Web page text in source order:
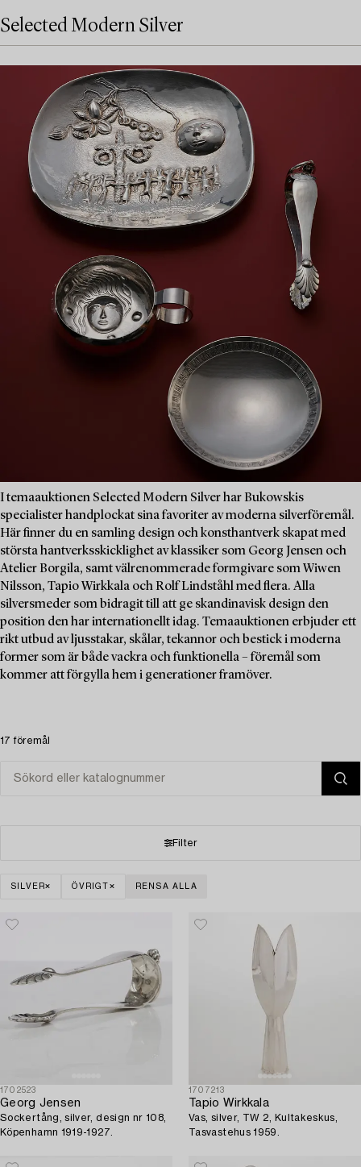
Selected Modern Silver
I temaauktionen Selected Modern Silver har Bukowskis
specialister handplockat sina favoriter av moderna silverföremål.
Här finner du en samling design och konsthantverk skapat med
största hantverksskicklighet av klassiker som Georg Jensen och
Atelier Borgila, samt välrenommerade formgivare som Wiwen
Nilsson, Tapio Wirkkala och Rolf Lindståhl med flera. Alla
silversmeder som bidragit till att ge skandinavisk design den
position den har internationellt idag. Temaauktionen erbjuder ett
rikt utbud av ljusstakar, skålar, tekannor och bestick i moderna
former som är både vackra och funktionella – föremål som
kommer att förgylla hem i generationer framöver.
17 föremål
Filter
SILVER ÖVRIGT RENSA ALLA
1702523
Georg Jensen
Sockertång, silver, design nr 108,
Köpenhamn 1919-1927.
1707213
Tapio Wirkkala
Vas, silver, TW 2, Kultakeskus,
Tasvastehus 1959.